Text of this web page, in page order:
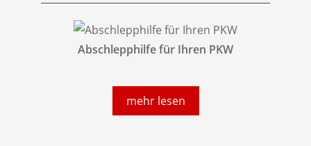
Abschlepphilfe für Ihren PKW
mehr lesen